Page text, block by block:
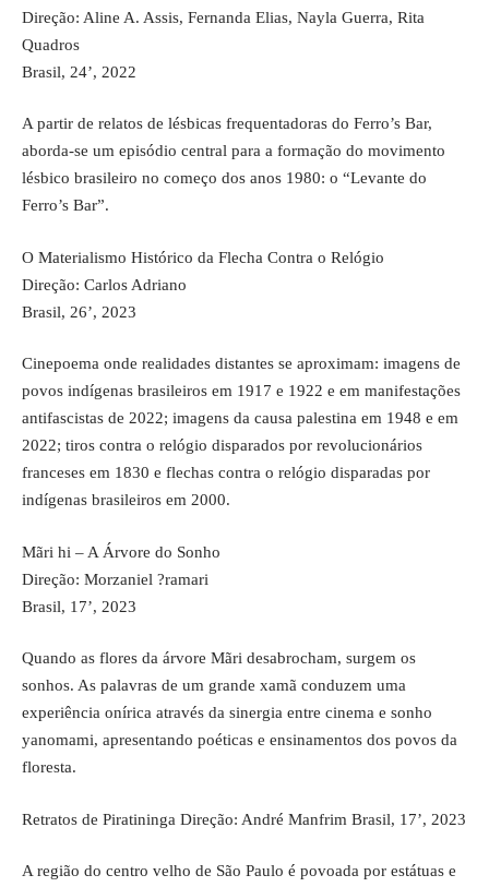
Direção: Aline A. Assis, Fernanda Elias, Nayla Guerra, Rita
Quadros
Brasil, 24’, 2022
A partir de relatos de lésbicas frequentadoras do Ferro’s Bar,
aborda-se um episódio central para a formação do movimento
lésbico brasileiro no começo dos anos 1980: o “Levante do
Ferro’s Bar”.
O Materialismo Histórico da Flecha Contra o Relógio
Direção: Carlos Adriano
Brasil, 26’, 2023
Cinepoema onde realidades distantes se aproximam: imagens de
povos indígenas brasileiros em 1917 e 1922 e em manifestações
antifascistas de 2022; imagens da causa palestina em 1948 e em
2022; tiros contra o relógio disparados por revolucionários
franceses em 1830 e flechas contra o relógio disparadas por
indígenas brasileiros em 2000.
Mãri hi – A Árvore do Sonho
Direção: Morzaniel ?ramari
Brasil, 17’, 2023
Quando as flores da árvore Mãri desabrocham, surgem os
sonhos. As palavras de um grande xamã conduzem uma
experiência onírica através da sinergia entre cinema e sonho
yanomami, apresentando poéticas e ensinamentos dos povos da
floresta.
Retratos de Piratininga Direção: André Manfrim Brasil, 17’, 2023
A região do centro velho de São Paulo é povoada por estátuas e